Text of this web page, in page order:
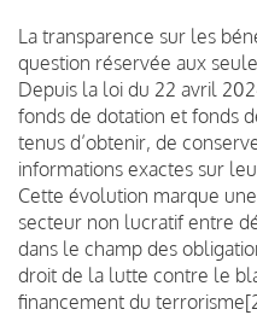
La transparence sur les
question réservée aux
Depuis la loi du 22 avril
fonds de dotation et fonds
tenus d’obtenir, de
informations exactes sur
Cette évolution marque
secteur non lucratif entre
dans le champ des
droit de la lutte contre le
financement du